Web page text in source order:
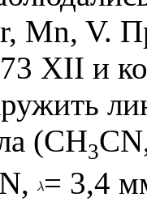
Мn, V.
XII и
(CH3
= 3,4